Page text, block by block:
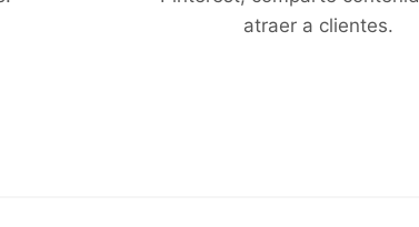
atraer a clientes.